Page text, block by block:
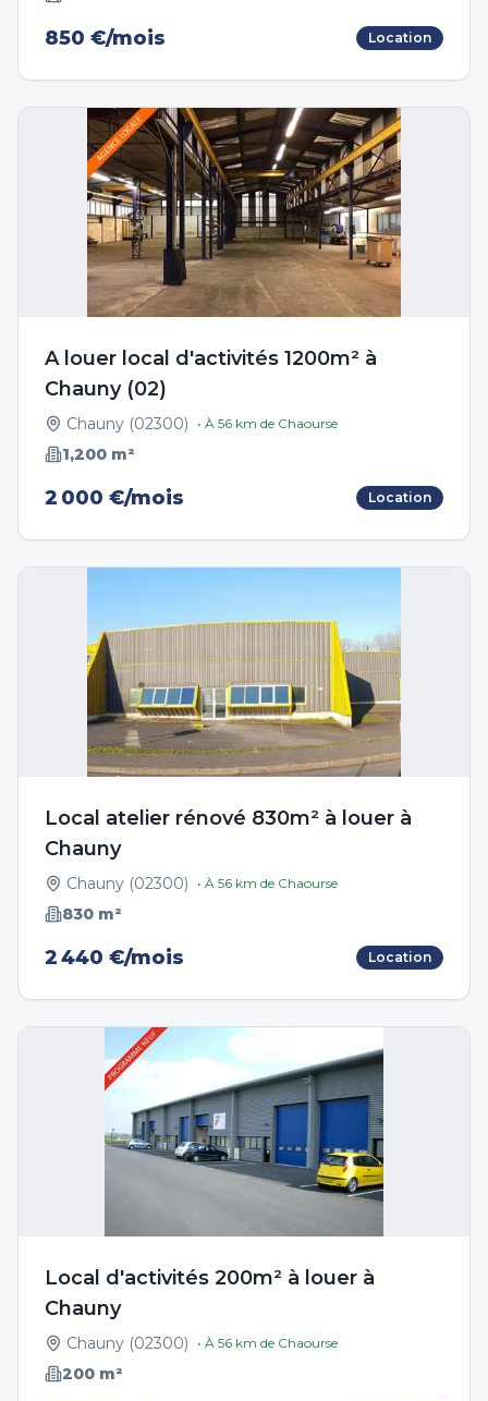
850 €/mois Location
A louer local d'activités 1200m² à
Chauny (02)
Chauny (02300) • À 56 km de Chaourse
1,200 m²
2 000 €/mois Location
Local atelier rénové 830m² à louer à
Chauny
Chauny (02300) • À 56 km de Chaourse
830 m²
2 440 €/mois Location
Local d'activités 200m² à louer à
Chauny
Chauny (02300) • À 56 km de Chaourse
200 m²